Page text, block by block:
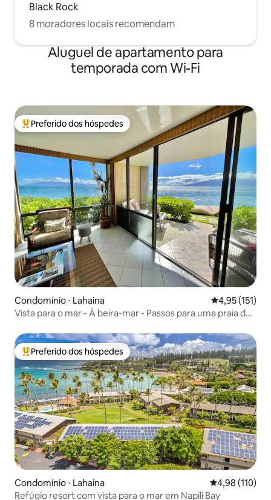
Black Rock
8 moradores locais recomendam
Aluguel de apartamento para
temporada com Wi-Fi
Entre os melhores preferidos dos hóspedes
Preferido dos hóspedes
Condomínio ⋅ Lahaina 4,95 de uma
4,95 (151)
Vista para o mar - À beira-mar - Passos para uma praia de
Entre os melhores preferidos dos hóspedes
Preferido dos hóspedes
Condomínio ⋅ Lahaina 4,98 de uma
4,98 (110)
Refúgio resort com vista para o mar em Napili Bay